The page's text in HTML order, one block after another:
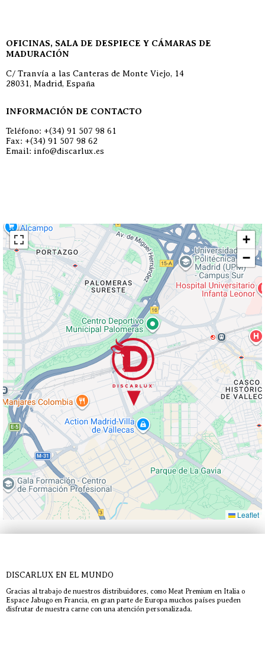
OFICINAS, SALA DE DESPIECE Y CÁMARAS DE
MADURACIÓN
C/ Tranvía a las Canteras de Monte Viejo, 14
28031, Madrid, España
INFORMACIÓN DE CONTACTO
Teléfono: +(34) 91 507 98 61
Fax: +(34) 91 507 98 62
Email: info@discarlux.es
+
−
Leaflet
DISCARLUX EN EL MUNDO
Gracias al trabajo de nuestros distribuidores, como Meat Premium en Italia o
Espace Jabugo en Francia, en gran parte de Europa muchos países pueden
disfrutar de nuestra carne con una atención personalizada.